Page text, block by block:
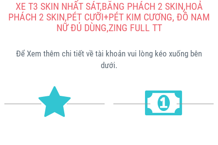
XE T3 SKIN NHẤT SÁT,BĂNG PHÁCH 2 SKIN,HOẢ
PHÁCH 2 SKIN,PÉT CƯỠI+PÉT KIM CƯƠNG, ĐỒ NAM
NỮ ĐỦ DÙNG,ZING FULL TT
Để Xem thêm chi tiết về tài khoản vui lòng kéo xuống bên
dưới.